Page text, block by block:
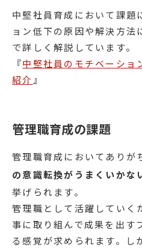
中堅社員育成において課題
ョン低下の原因や解決方法
で詳しく解説しています。
『中堅社員のモチベーショ
紹介 』
管理職育成の課題
管理職育成においてありが
の意識転換がうまくいかな
挙げられます。
管理職として活躍していく
事に取り組んで成果を出す
る感覚が求められます。し